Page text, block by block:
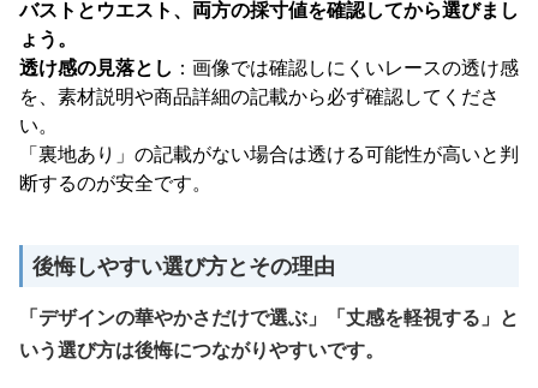
バストとウエスト、両方の採寸値を確認してから選びまし
ょう。
透け感の見落とし ：画像では確認しにくいレースの透け感
を、素材説明や商品詳細の記載から必ず確認してくださ
い。
「裏地あり」の記載がない場合は透ける可能性が高いと判
断するのが安全です。
後悔しやすい選び方とその理由
「デザインの華やかさだけで選ぶ」「丈感を軽視する」と
いう選び方は後悔につながりやすいです。